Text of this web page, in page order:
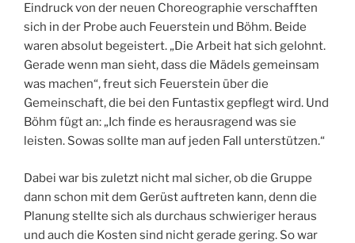
Eindruck von der neuen Choreographie verschafften
sich in der Probe auch Feuerstein und Böhm. Beide
waren absolut begeistert. „Die Arbeit hat sich gelohnt.
Gerade wenn man sieht, dass die Mädels gemeinsam
was machen“, freut sich Feuerstein über die
Gemeinschaft, die bei den Funtastix gepflegt wird. Und
Böhm fügt an: „Ich finde es herausragend was sie
leisten. Sowas sollte man auf jeden Fall unterstützen.“
Dabei war bis zuletzt nicht mal sicher, ob die Gruppe
dann schon mit dem Gerüst auftreten kann, denn die
Planung stellte sich als durchaus schwieriger heraus
und auch die Kosten sind nicht gerade gering. So war